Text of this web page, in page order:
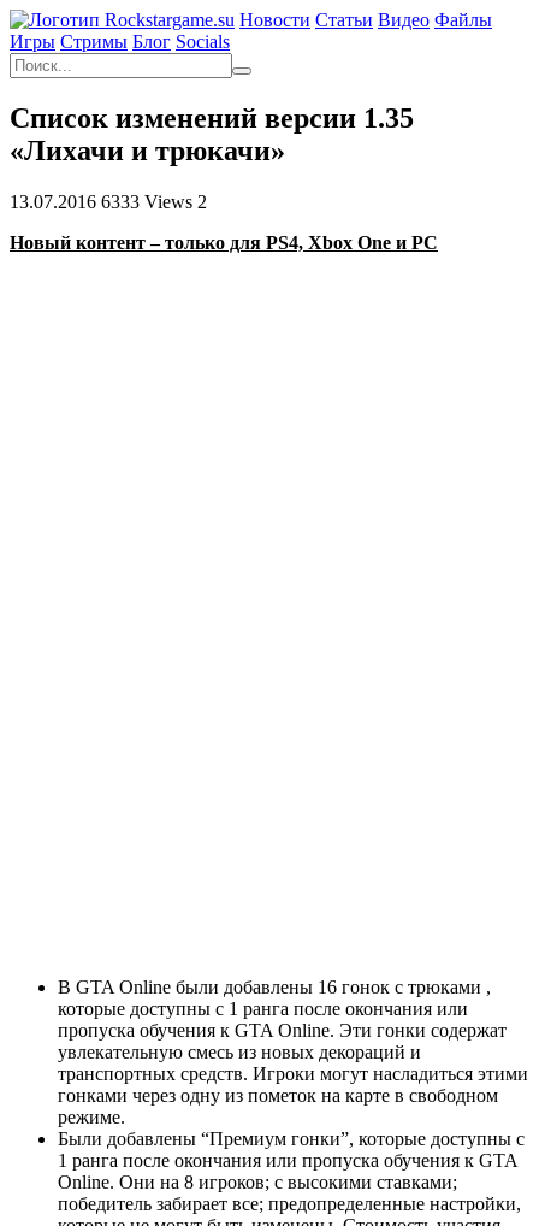
Новости Статьи Видео Файлы
Игры Cтримы Блог Socials
Список изменений версии 1.35
«Лихачи и трюкачи»
13.07.2016 6333 Views 2
Новый контент – только для PS4, Xbox One и PC
В GTA Online были добавлены 16 гонок с трюками ,
которые доступны с 1 ранга после окончания или
пропуска обучения к GTA Online. Эти гонки содержат
увлекательную смесь из новых декораций и
транспортных средств. Игроки могут насладиться этими
гонками через одну из пометок на карте в свободном
режиме.
Были добавлены “Премиум гонки”, которые доступны с
1 ранга после окончания или пропуска обучения к GTA
Online. Они на 8 игроков; с высокими ставками;
победитель забирает все; предопределенные настройки,